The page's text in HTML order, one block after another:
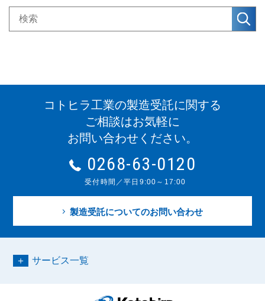
コトヒラ工業の製造受託に関する
ご相談はお気軽に
お問い合わせください。
0268-63-0120
受付時間／平日9:00～17:00
製造受託についてのお問い合わせ
サービス一覧